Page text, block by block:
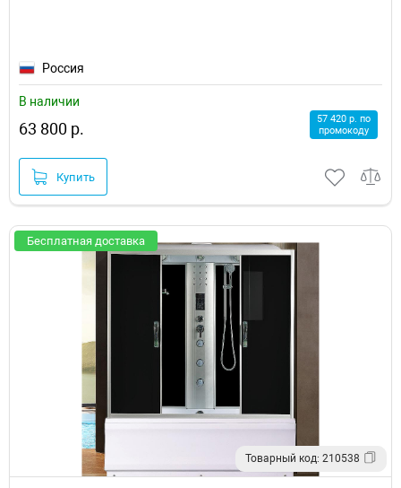
Россия
В наличии
63 800 р.
57 420 р. по
промокоду
Купить
Бесплатная доставка
Товарный код: 210538